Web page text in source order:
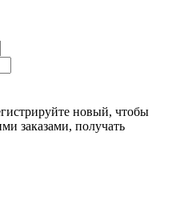
новый, чтобы
заказами, получать